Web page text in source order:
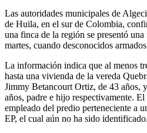
Las autoridades municipales de
de Huila, en el sur de Colombia,
una finca de la región se presentó una
martes, cuando desconocidos
La información indica que al menos
hasta una vivienda de la vereda
Jimmy Betancourt Ortiz, de 43 años,
años, padre e hijo respectivamente.
empleado del predio perteneciente a
EP, el cual aún no ha sido identificado.